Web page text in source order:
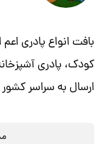
بافت انواع پادری
کودک، پادری
ارسال به سراسر کشور